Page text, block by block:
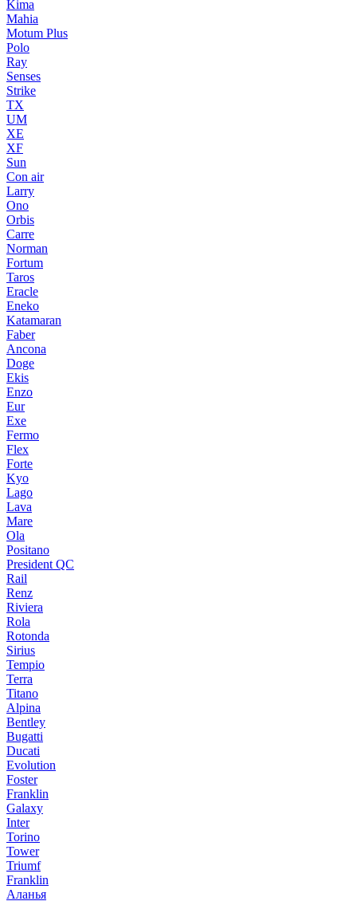
Kima
Mahia
Motum Plus
Polo
Ray
Senses
Strike
TX
UM
XE
XF
Sun
Con air
Larry
Ono
Orbis
Carre
Norman
Fortum
Taros
Eracle
Eneko
Katamaran
Faber
Ancona
Doge
Ekis
Enzo
Eur
Exe
Fermo
Flex
Forte
Kyo
Lago
Lava
Mare
Ola
Positano
President QC
Rail
Renz
Riviera
Rola
Rotonda
Sirius
Tempio
Terra
Titano
Alpina
Bentley
Bugatti
Ducati
Evolution
Foster
Franklin
Galaxy
Inter
Torino
Tower
Triumf
Franklin
Аланья